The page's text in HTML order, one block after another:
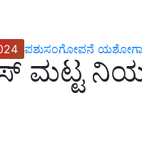
ಪಶುಸಂಗೋಪನೆ
ಮಟ್ಟ